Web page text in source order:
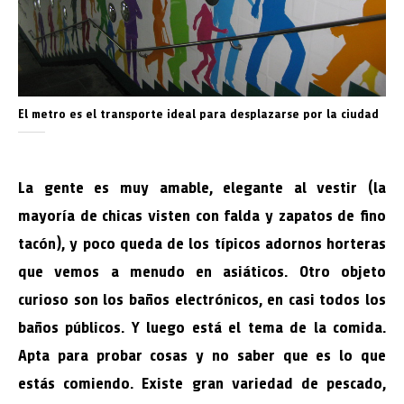
El metro es el transporte ideal para desplazarse por la ciudad
La gente es muy amable, elegante al vestir (la
mayoría de chicas visten con falda y zapatos de fino
tacón), y poco queda de los típicos adornos horteras
que vemos a menudo en asiáticos. Otro objeto
curioso son los baños electrónicos, en casi todos los
baños públicos. Y luego está el tema de la comida.
Apta para probar cosas y no saber que es lo que
estás comiendo. Existe gran variedad de pescado,